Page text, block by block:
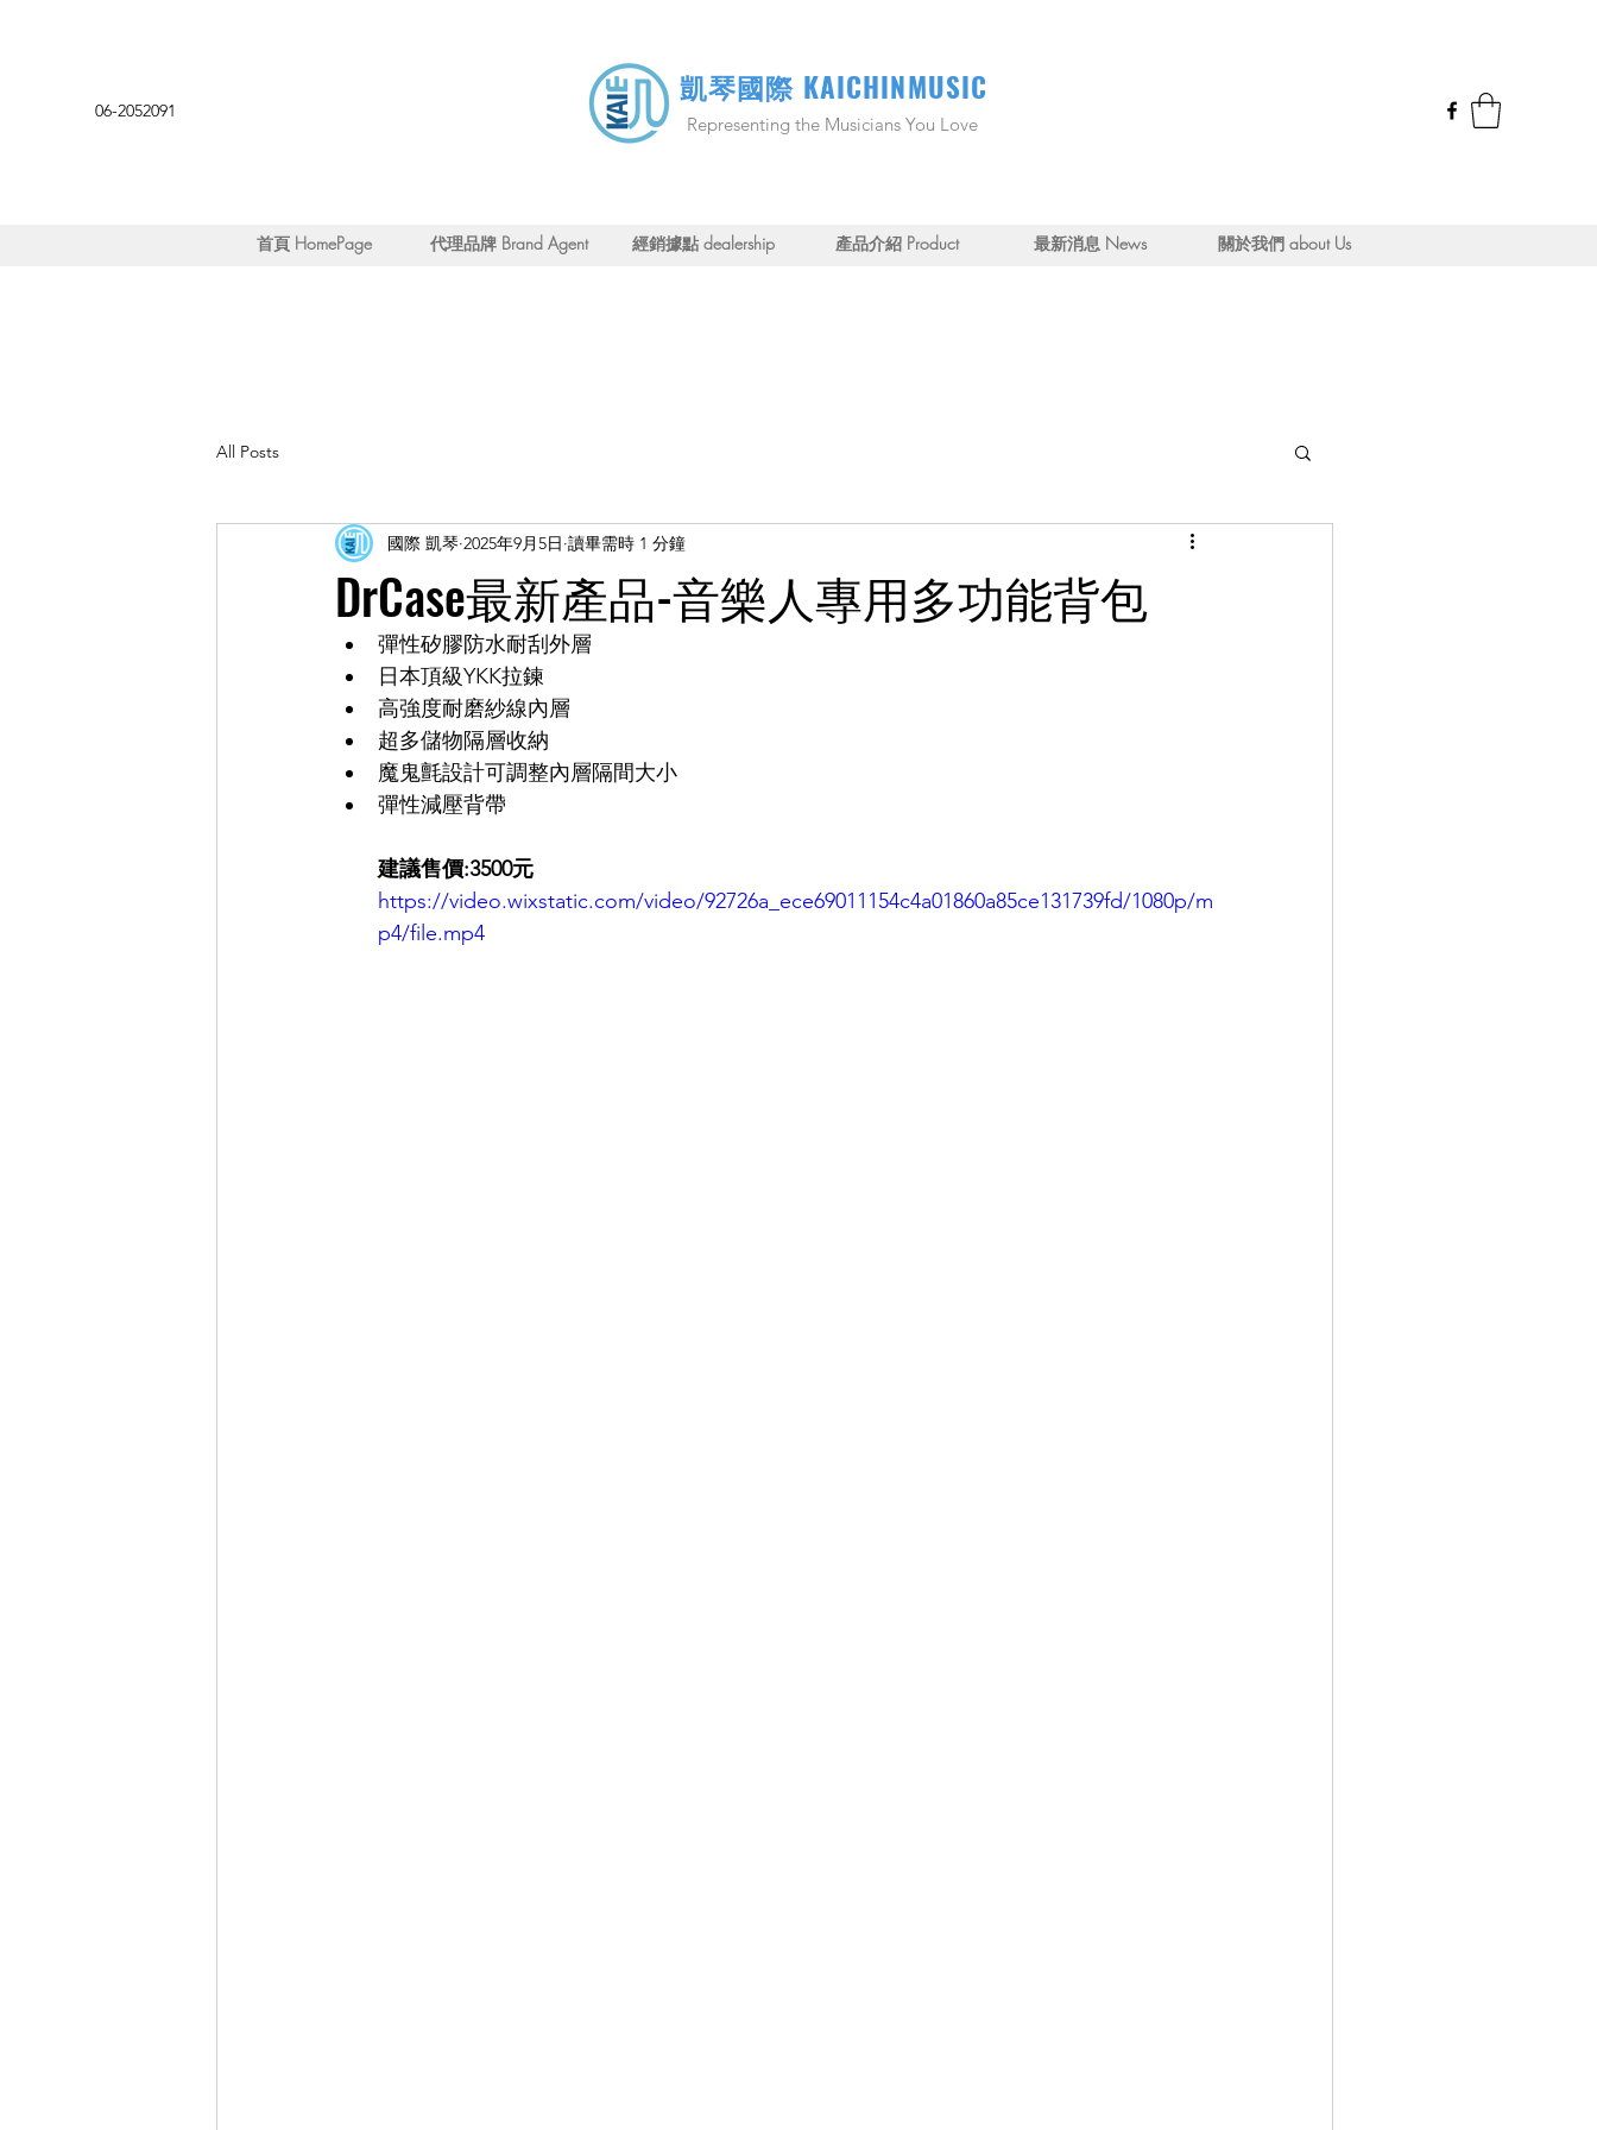
06-2052091
凱琴國際 KAICHINMUSIC
Representing the Musicians You Love
首頁 HomePage 代理品牌 Brand Agent 經銷據點 dealership 產品介紹 Product 最新消息 News 關於我們 about Us
All Posts
DrCase最新產品-音樂人專用多功能背包
國際 凱琴 2025年9月5日 讀畢需時 1 分鐘
彈性矽膠防水耐刮外層
日本頂級YKK拉鍊
高強度耐磨紗線內層
超多儲物隔層收納
魔鬼氈設計可調整內層隔間大小
彈性減壓背帶
建議售價:3500元
https://video.wixstatic.com/video/92726a_ece69011154c4a01860a85ce131739fd/1080p/m
p4/file.mp4